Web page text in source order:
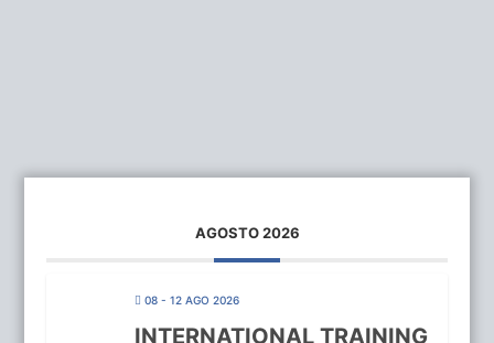
AGOSTO 2026
08 - 12 AGO 2026
INTERNATIONAL TRAINING